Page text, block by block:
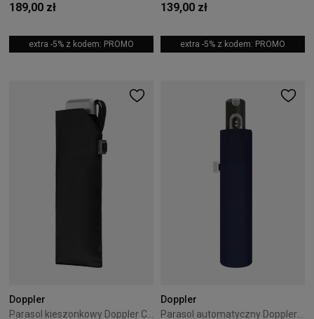
189,00 zł
extra -5% z kodem: PROMO
139,00 zł
extra -5% z kodem: PROMO
Doppler
Doppler